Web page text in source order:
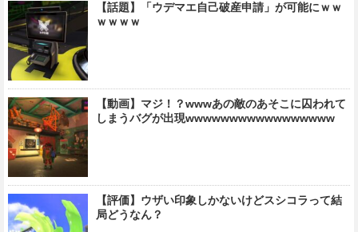
【話題】「ウデマエ自己破産申請」が可能にｗｗ
ｗｗｗｗ
【動画】マジ！？wwwあの敵のあそこに囚われて
しまうバグが出現wwwwwwwwwwwwwwwww
【評価】ウザい印象しかないけどスシコラって結
局どうなん？